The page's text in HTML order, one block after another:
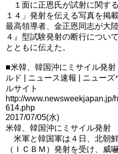
１面に正恩氏が試射に関す
１４」発射を伝える写真を掲
最高領導者、金正恩同志が大
４』型試験発射の断行につい
とともに伝えた。
■米韓、韓国沖にミサイル発
ルド | ニュース速報 | ニュー
ルサイト
http://
614.php
2017/07/05(水)
米韓、韓国沖にミサイル発射
米軍と韓国軍は４日、北朝
（ＩＣＢＭ）発射を受け、威